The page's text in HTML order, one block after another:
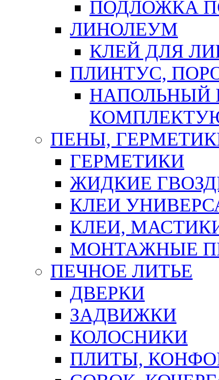
ПОДЛОЖКА
ЛИНОЛЕУМ
КЛЕЙ ДЛЯ
ПЛИНТУС,
НАПОЛЬНЫЙ
ПЕНЫ,
ГЕРМЕТИКИ
ЖИДКИЕ
КЛЕИ
КЛЕИ,
МОНТАЖНЫЕ
ПЕЧНОЕ ЛИТЬЕ
ДВЕРКИ
ЗАДВИЖКИ
КОЛОСНИКИ
ПЛИТЫ,